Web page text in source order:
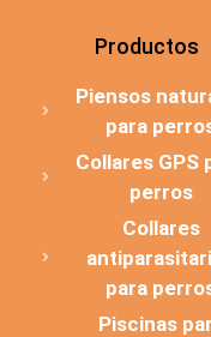
Productos
Piensos
para
Collares GPS
perros
Collares
para
Piscinas